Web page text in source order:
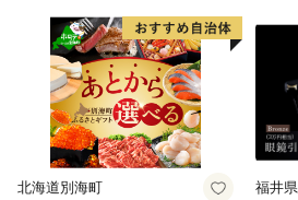
北海道別海町 福井